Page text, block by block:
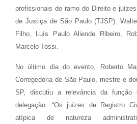
profissionais do ramo do Direito e
de Justiça de São Paulo (TJSP):
Filho, Luís Paulo Aliende Ribeiro,
Marcelo Tossi.
No último dia do evento, Roberto
Corregedoria de São Paulo, mestre e
SP, discutiu a relevância da função
delegação. “Os juízes de Registro
atípica de natureza